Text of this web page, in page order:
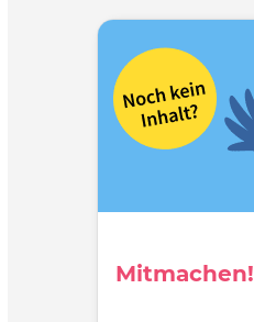
Mitmachen!